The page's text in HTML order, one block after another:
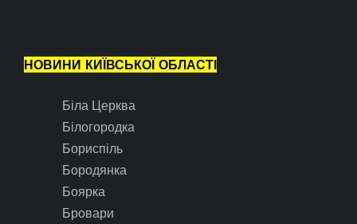
НОВИНИ КИЇВСЬКОЇ ОБЛАСТІ
Біла Церква
Білогородка
Бориспіль
Бородянка
Боярка
Бровари